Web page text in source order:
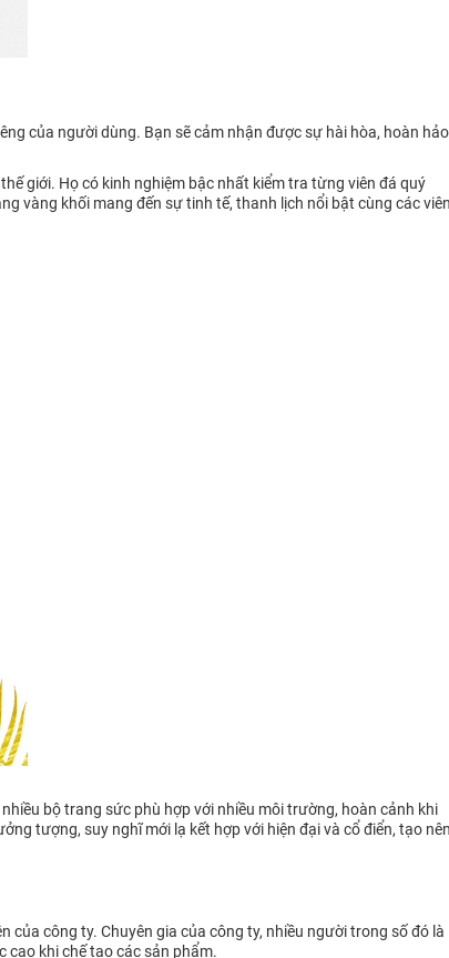
của người dùng. Bạn sẽ cảm nhận được sự hài hòa, hoàn
giới. Họ có kinh nghiệm bậc nhất kiểm tra từng viên đá quý
vàng khối mang đến sự tinh tế, thanh lịch nổi bật cùng các viên
bộ trang sức phù hợp với nhiều môi trường, hoàn cảnh khi
tượng, suy nghĩ mới lạ kết hợp với hiện đại và cổ điển, tạo nên
của công ty. Chuyên gia của công ty, nhiều người trong số đó là
cao khi chế tạo các sản phẩm.